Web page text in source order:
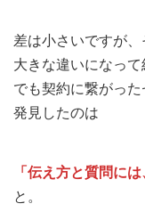
差は小さいですが
大きな違いになって
でも契約に繋がった
発見したのは
「伝え方と質問に
と。